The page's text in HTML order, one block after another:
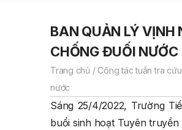
BAN QUẢN LÝ VỊNH
CHỐNG ĐUỐI NƯỚC
Trang chủ / Công tác tuần tra
nước
Sáng 25/4/2022, Trường
buổi sinh hoạt Tuyên